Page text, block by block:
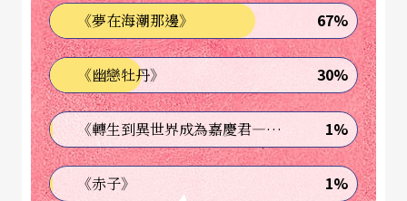
父親殷切的敎導
侯少奎認爲武生的養成除了老師敎導外還要自己苦
練，他談到自己早上四點就起來練功，平時就算沒
有演出也照樣勤練不輟，「少年練功是用汗水和淚
水積累而成的，累得全身乏力時，雖不可能嚎啕大
《夢在海潮那邊》 67%
《幽戀牡丹》 30%
《轉生到異世界成為嘉慶君—發現我的祖先是詐騙集團!?》 1%
《赤子》 1%